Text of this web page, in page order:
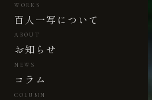
WORKS
百人一写について
ABOUT
お知らせ
NEWS
コラム
COLUMN